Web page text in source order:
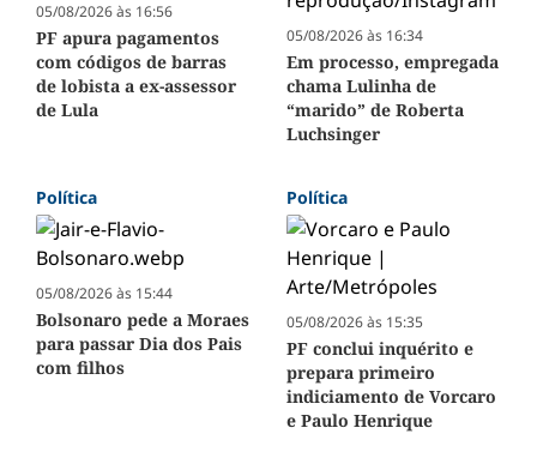
05/08/2026 às 16:56
PF apura pagamentos
com códigos de barras
de lobista a ex-assessor
de Lula
05/08/2026 às 16:34
Em processo, empregada
chama Lulinha de
“marido” de Roberta
Luchsinger
Política
05/08/2026 às 15:44
Bolsonaro pede a Moraes
para passar Dia dos Pais
com filhos
Política
05/08/2026 às 15:35
PF conclui inquérito e
prepara primeiro
indiciamento de Vorcaro
e Paulo Henrique